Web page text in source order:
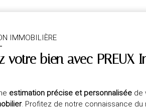
IMMOBILIÈRE
votre bien avec PREUX
estimation précise et personnalisée de
. Profitez de notre connaissance du